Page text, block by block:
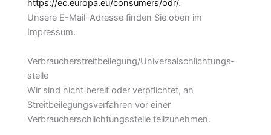
https://ec.europa.eu/consumers/odr/.
Unsere E-Mail-Adresse finden Sie oben im
Impressum.
Verbraucher­streit­beilegung/Universal­schlichtungs­
stelle
Wir sind nicht bereit oder verpflichtet, an
Streitbeilegungsverfahren vor einer
Verbraucherschlichtungsstelle teilzunehmen.